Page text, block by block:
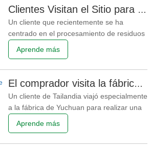
inspección rutinaria hacia una
colaboración técnica profunda. El equipo
visitante
Clientes Visitan el Sitio para Inspeccionar la Línea de Producción de la Secadora de Mazorcas de Maíz
Un cliente que recientemente se ha
centrado en el procesamiento de residuos
agrícolas y forestales visitó Yuchuan para
inspeccionar varios modelos de secadores
los detalles de la línea de producción. Las
mazorcas de maíz fresco tienen un
contenido de humedad
Aprende más
El comprador visita la fábrica para inspeccionar la línea de producción completa de pellets de madera mixta
Un cliente de Tailandia viajó especialmente
a la fábrica de Yuchuan para realizar una
inspección in situ del conjunto completo de
equipos de producción de pellets de
Aprende más